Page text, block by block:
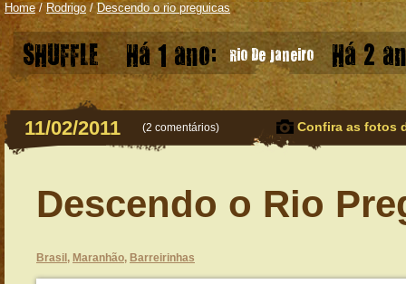
Home/ Rodrigo /Descendo o rio preguicas
SHUFFLE Há 1 ano: Rio De Janeiro Há 2
11/02/2011 (2 comentários) Confira as fotos
Descendo o Rio
Brasil , Maranhão, Barreirinhas